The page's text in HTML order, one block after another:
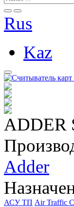
Rus
Kaz
ADDER
Adder
АСУ ТП Air Traffic